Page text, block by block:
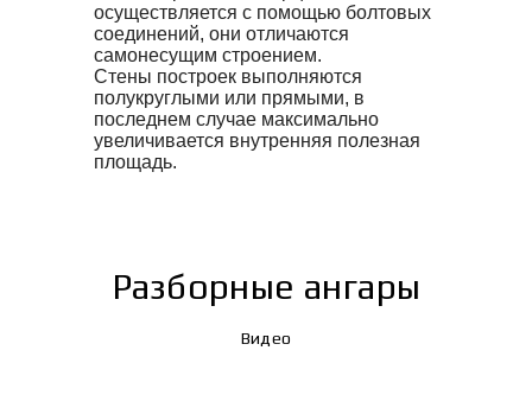
осуществляется с помощью болтовых
соединений, они отличаются
самонесущим строением.
Стены построек выполняются
полукруглыми или прямыми, в
последнем случае максимально
увеличивается внутренняя полезная
площадь.
Разборные ангары
Видео